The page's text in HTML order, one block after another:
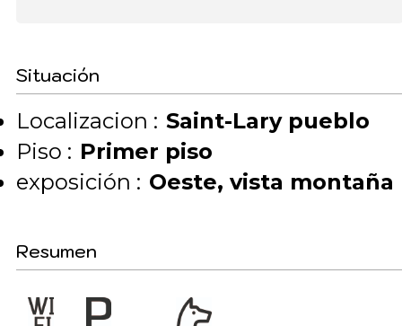
Situación
Localizacion : Saint-Lary pueblo
Piso : Primer piso
exposición : Oeste vista montaña
Resumen